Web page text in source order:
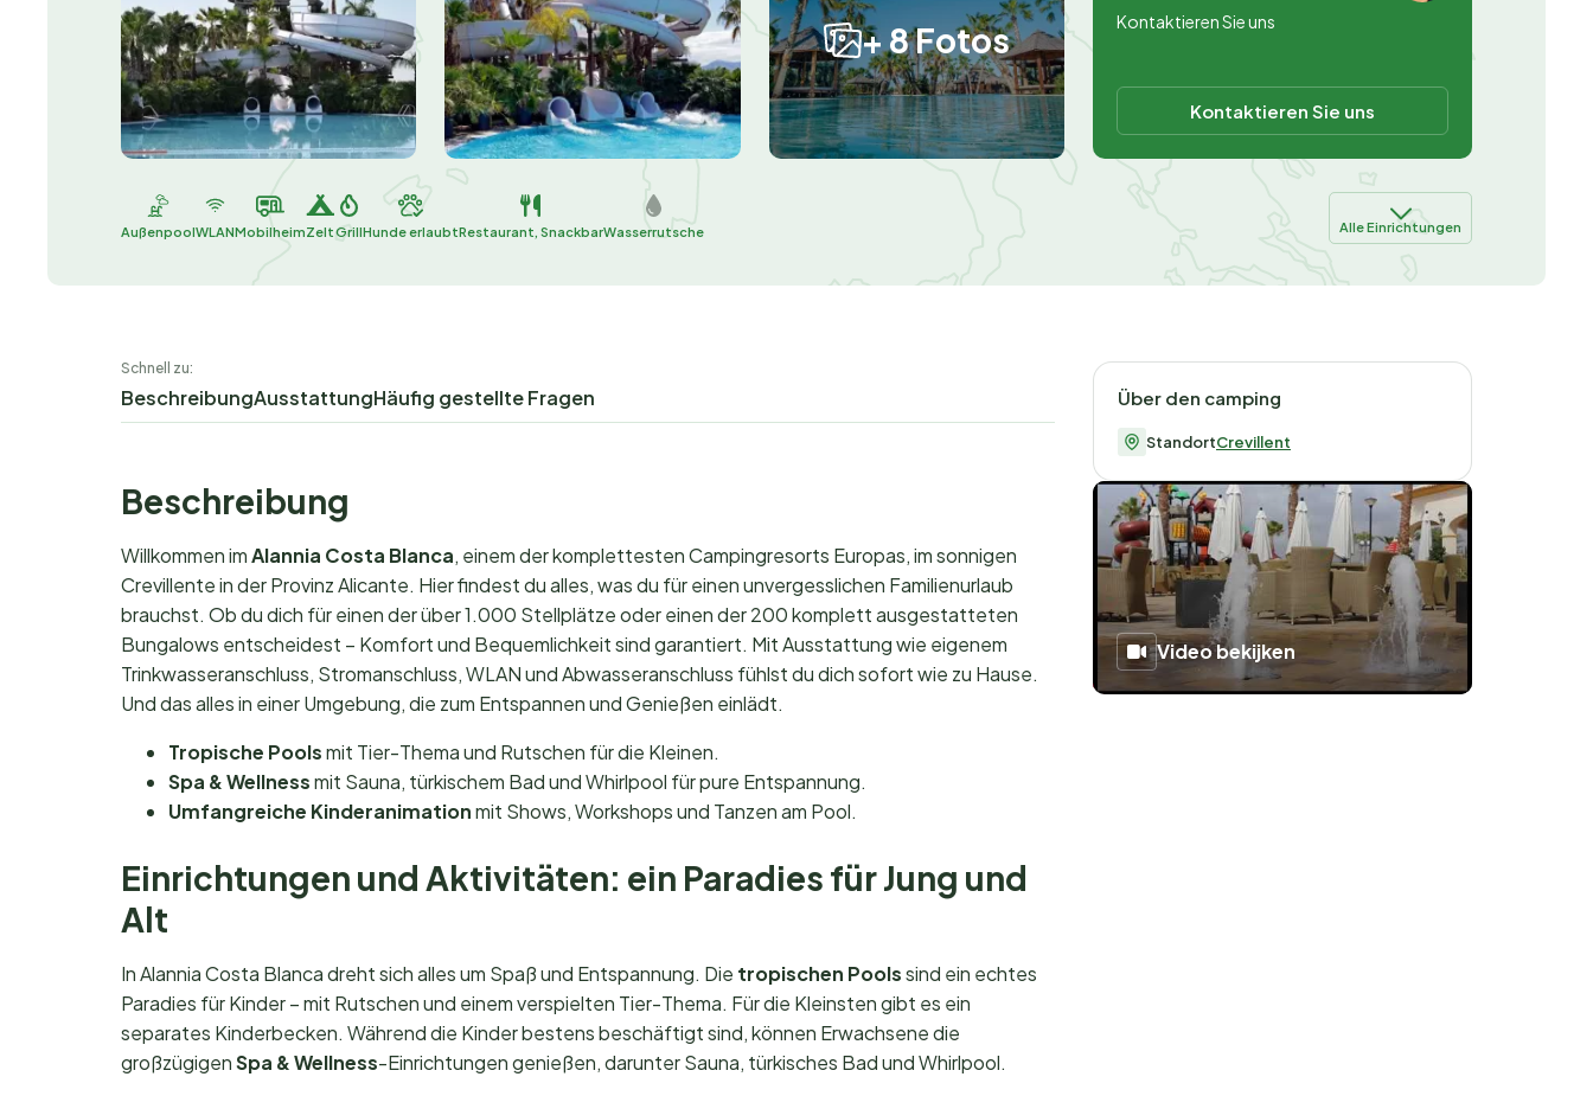
+ 8 Fotos
Kontaktieren Sie uns
Kontaktieren Sie uns
AußenpoolWLANMobilheimZeltGrillHunde erlaubtRestaurant, SnackbarWasserrutsche Alle Einrichtungen
Schnell zu:
BeschreibungAusstattungHäufig gestellte Fragen
Beschreibung
Willkommen imAlannia Costa Blanca, einem der komplettesten Campingresorts Europas, im sonnigen
Crevillente in der Provinz Alicante. Hier findest du alles, was du für einen unvergesslichen Familienurlaub
brauchst. Ob du dich für einen der über 1.000 Stellplätze oder einen der 200 komplett ausgestatteten
Bungalows entscheidest – Komfort und Bequemlichkeit sind garantiert. Mit Ausstattung wie eigenem
Trinkwasseranschluss, Stromanschluss, WLAN und Abwasseranschluss fühlst du dich sofort wie zu Hause.
Und das alles in einer Umgebung, die zum Entspannen und Genießen einlädt.
Tropische Poolsmit Tier-Thema und Rutschen für die Kleinen.
Spa & Wellnessmit Sauna, türkischem Bad und Whirlpool für pure Entspannung.
Umfangreiche Kinderanimationmit Shows, Workshops und Tanzen am Pool.
Einrichtungen und Aktivitäten: ein Paradies für Jung und
Alt
In Alannia Costa Blanca dreht sich alles um Spaß und Entspannung. Die tropischen Poolssind ein echtes
Paradies für Kinder – mit Rutschen und einem verspielten Tier-Thema. Für die Kleinsten gibt es ein
separates Kinderbecken. Während die Kinder bestens beschäftigt sind, können Erwachsene die
großzügigenSpa & Wellness-Einrichtungen genießen, darunter Sauna, türkisches Bad und Whirlpool.
Über den camping
StandortCrevillent
Video bekijken